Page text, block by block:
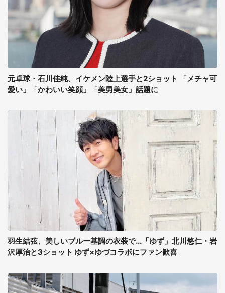
元卓球・石川佳純、イケメン陸上選手と2ショット 「メチャ可
愛い」「かわいい笑顔」「美男美女」話題に
羽生結弦、美しいブルー基調の衣装で...「ゆず」北川悠仁・岩
沢厚治と3ショット ゆず×ゆづコラボにファン歓喜